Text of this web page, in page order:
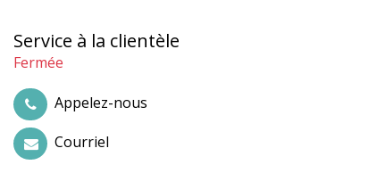
Service à la clientèle
Fermée
Appelez-nous
Courriel